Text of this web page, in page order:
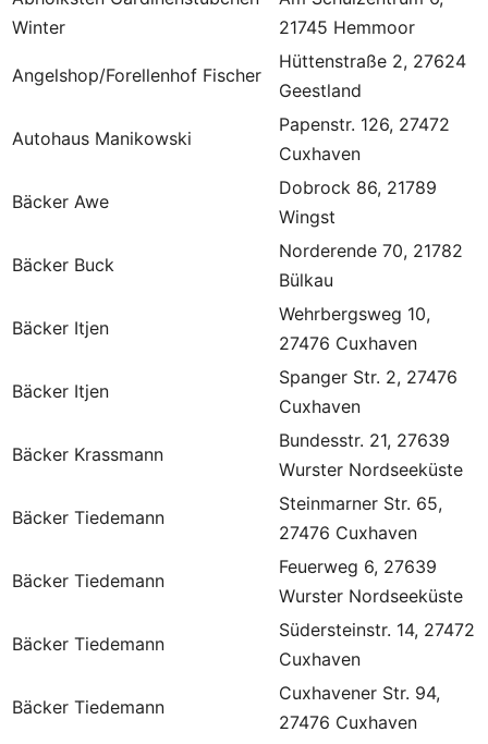
Winter
21745 Hemmoor
Angelshop/Forellenhof Fischer
Hüttenstraße 2, 27624
Geestland
Autohaus Manikowski
Papenstr. 126, 27472
Cuxhaven
Bäcker Awe
Dobrock 86, 21789
Wingst
Bäcker Buck
Norderende 70, 21782
Bülkau
Bäcker Itjen
Wehrbergsweg 10,
27476 Cuxhaven
Bäcker Itjen
Spanger Str. 2, 27476
Cuxhaven
Bäcker Krassmann
Bundesstr. 21, 27639
Wurster Nordseeküste
Bäcker Tiedemann
Steinmarner Str. 65,
27476 Cuxhaven
Bäcker Tiedemann
Feuerweg 6, 27639
Wurster Nordseeküste
Bäcker Tiedemann
Südersteinstr. 14, 27472
Cuxhaven
Bäcker Tiedemann
Cuxhavener Str. 94,
27476 Cuxhaven